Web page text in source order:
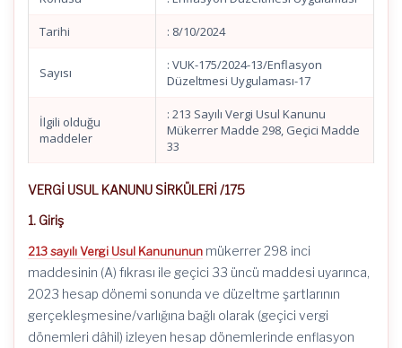
Tarihi : 8/10/2024
Sayısı
: VUK-175/2024-13/Enflasyon
Düzeltmesi Uygulaması-17
İlgili olduğu
maddeler
: 213 Sayılı Vergi Usul Kanunu
Mükerrer Madde 298, Geçici Madde
33
VERGİ USUL KANUNU SİRKÜLERİ /175
1. Giriş
213 sayılı Vergi Usul Kanununun mükerrer 298 inci
maddesinin (A) fıkrası ile geçici 33 üncü maddesi uyarınca,
2023 hesap dönemi sonunda ve düzeltme şartlarının
gerçekleşmesine/varlığına bağlı olarak (geçici vergi
dönemleri dâhil) izleyen hesap dönemlerinde enflasyon